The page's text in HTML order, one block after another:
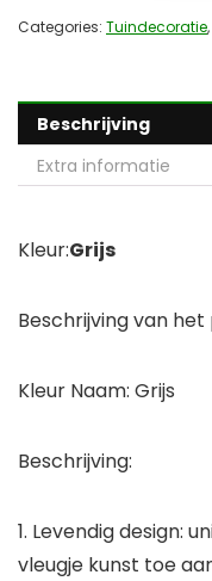
Categories: Tuindecoratie,
Beschrijving
Extra informatie
Kleur:Grijs
Beschrijving van
Kleur Naam: Grijs
Beschrijving:
1. Levendig design:
vleugje kunst toe